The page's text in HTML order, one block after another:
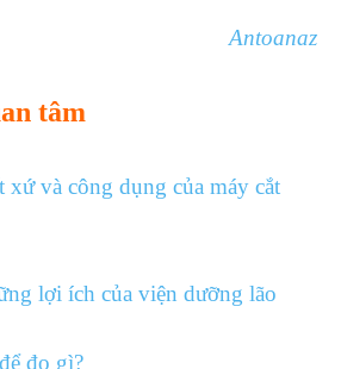
Antoanaz
tâm
xứ và công dụng của máy cắt
lợi ích của viện dưỡng lão
đo gì?